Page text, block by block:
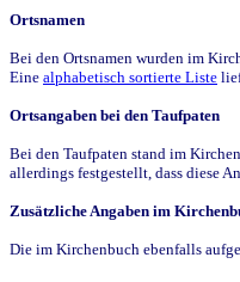
Ortsnamen
Bei den Ortsnamen wurden im
Eine alphabetisch sortierte Liste
Ortsangaben bei den Taufpaten
Bei den Taufpaten stand im
allerdings festgestellt, dass diese
Zusätzliche Angaben im
Die im Kirchenbuch ebenfalls